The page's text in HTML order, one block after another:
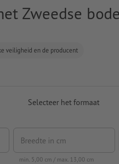
Zweedse
veiligheid en de producent
Selecteer het formaat
Breedte in cm
min. 5,00 cm / max. 13,00 cm